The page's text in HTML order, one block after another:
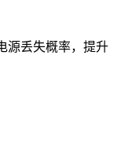
源丢失概率，提升